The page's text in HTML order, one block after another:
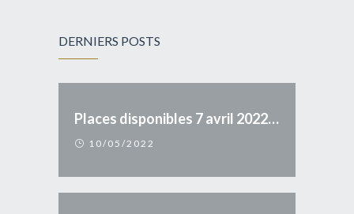
DERNIERS POSTS
Places disponibles 7 avril 2022 Axe 17 > Belgique
10/05/2022